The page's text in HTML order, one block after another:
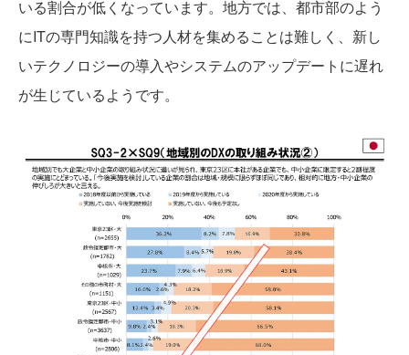
いる割合が低くなっています。地方では、都市部のよう
にITの専門知識を持つ人材を集めることは難しく、新し
いテクノロジーの導入やシステムのアップデートに遅れ
が生じているようです。